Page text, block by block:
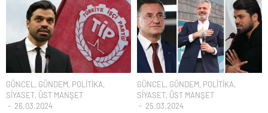
gündemden düşmüyor!.
3 CHP’li Belediye Başkanı ile 1 İyi Partili milletvekili AK Parti’ye
geçiyor..
Parti dün kuruldu il başkanı bugün rüşvetten gözaltına alındı!.
GÜNCEL , GÜNDEM, POLİTİKA,
SİYASET, ÜST MANŞET
26.03.2024
GÜNCEL , GÜNDEM, POLİTİKA,
SİYASET, ÜST MANŞET
25.03.2024